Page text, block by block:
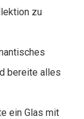
zu
bereite alles
ein Glas mit